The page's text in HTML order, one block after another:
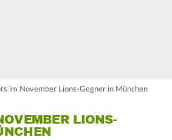
im November Lions-Gegner in München
LIONS-